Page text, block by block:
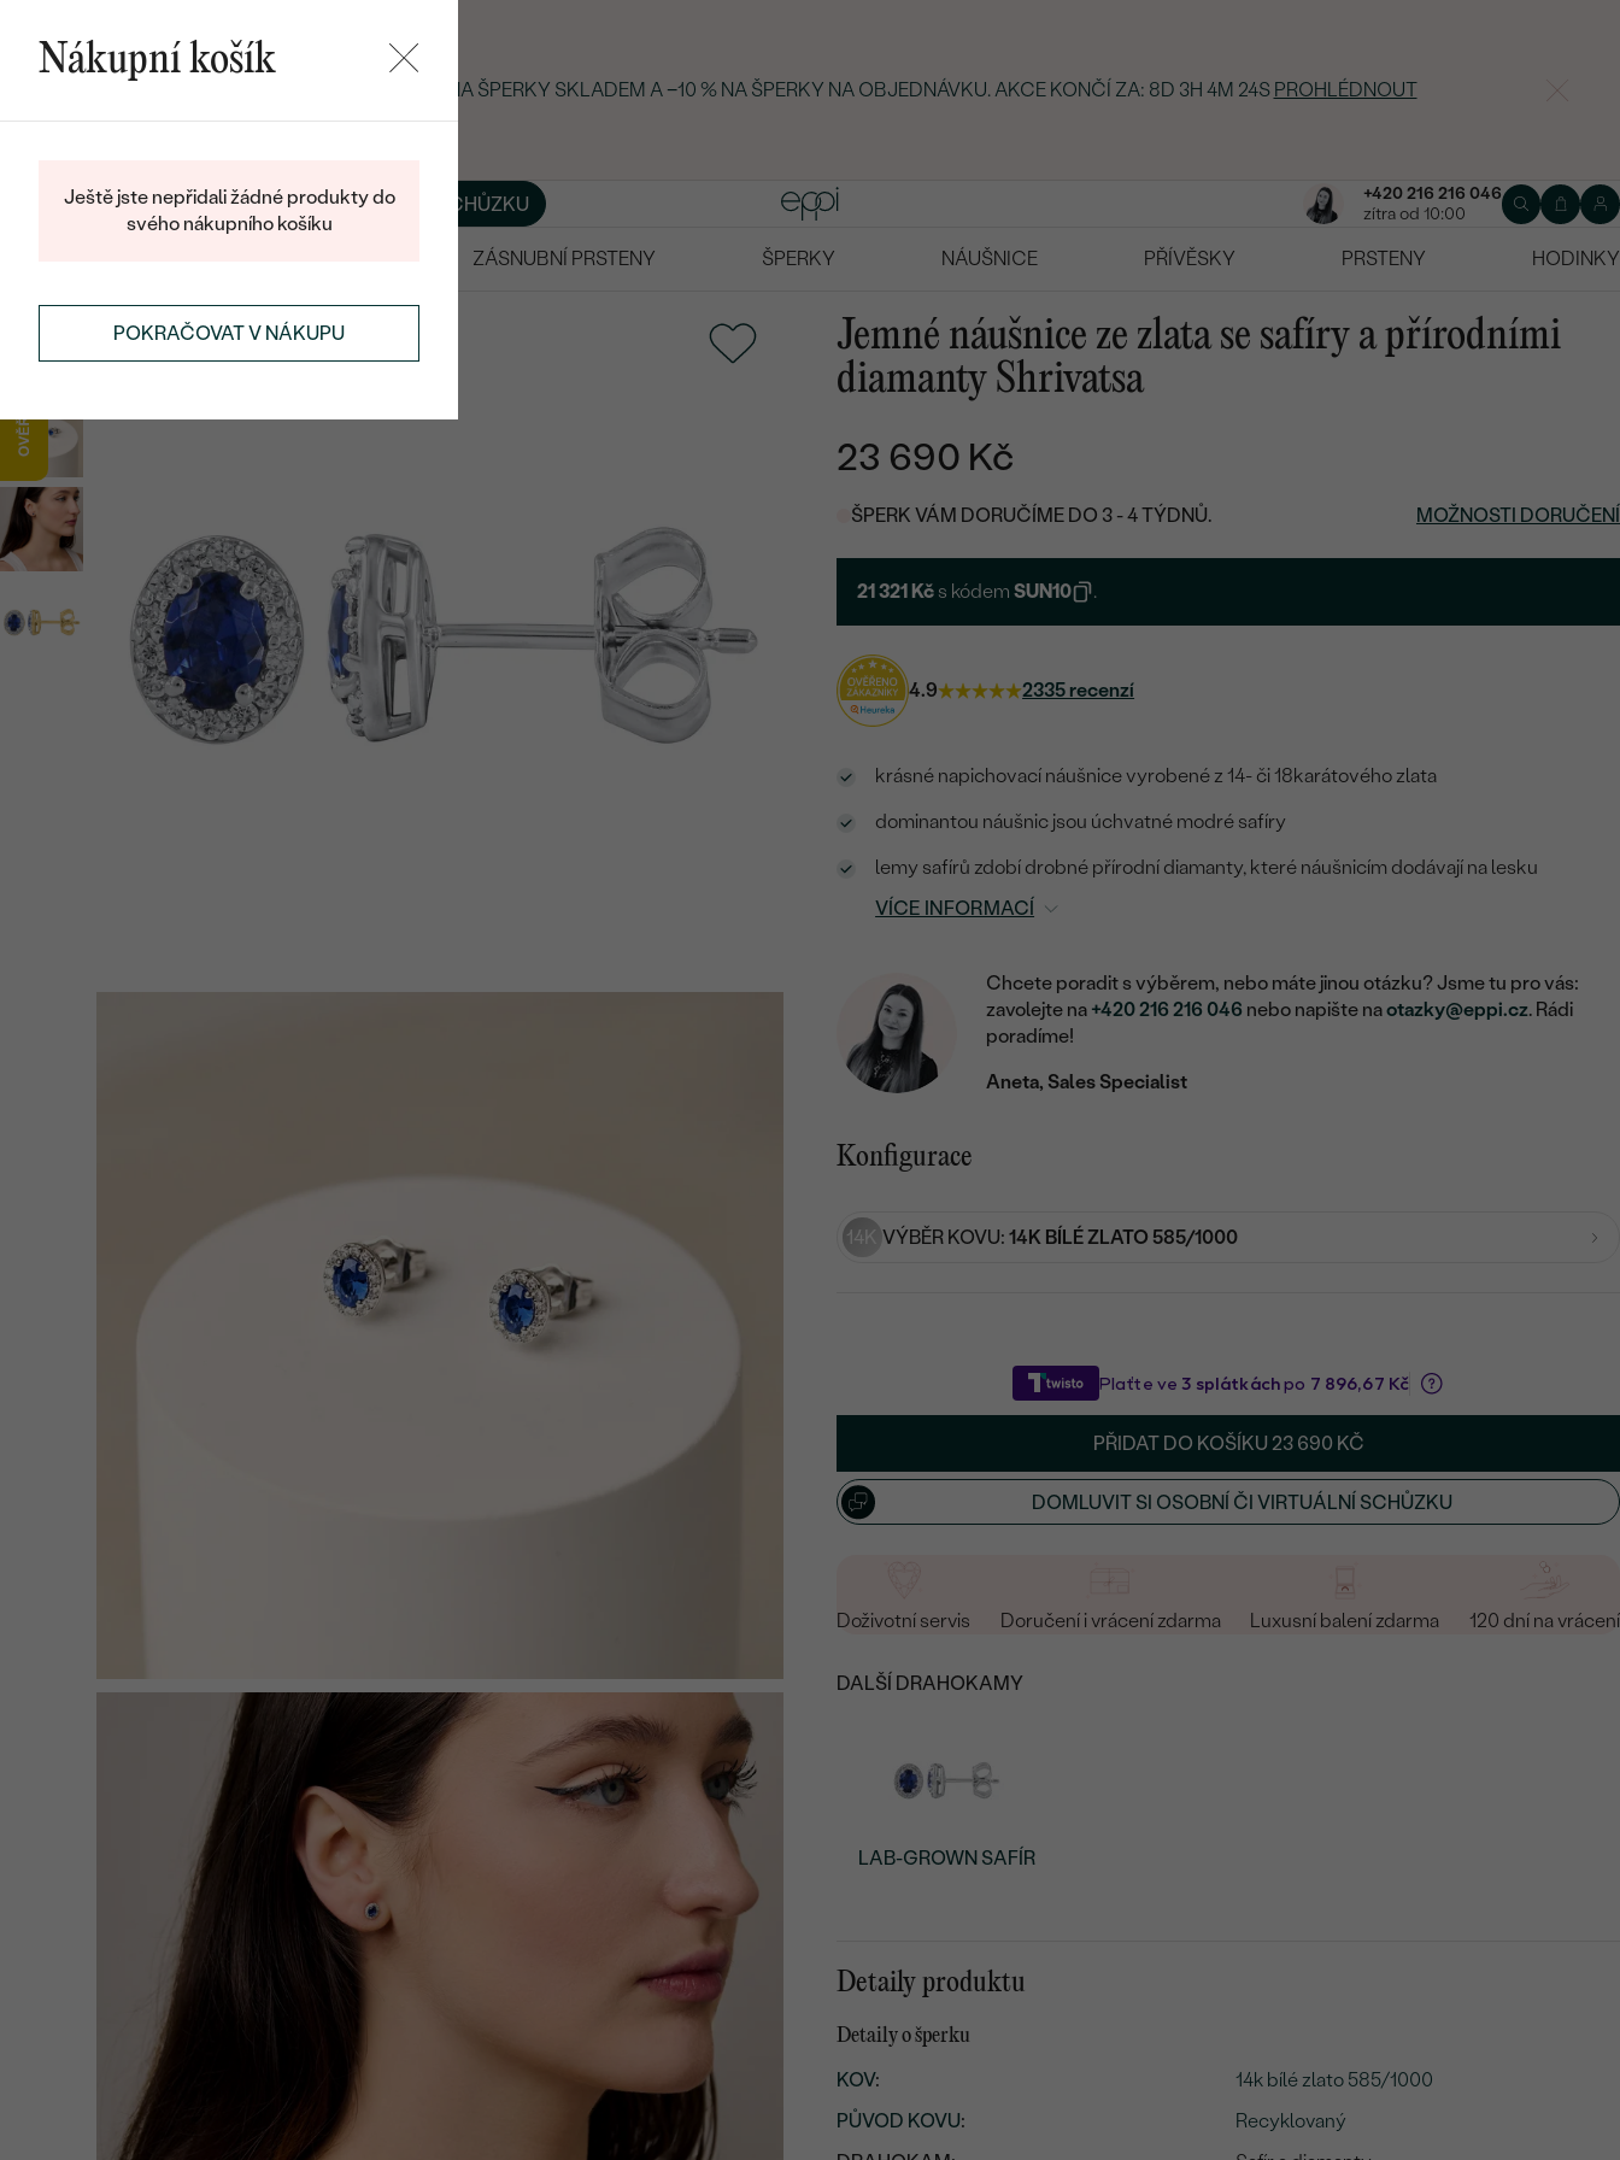
LETNÍ BLACK FRIDAY: −25 % NA ŠPERKY SKLADEM A −10 % NA ŠPERKY NA OBJEDNÁVKU. AKCE KONČÍ ZA: 8D 3H 4M 23S PROHLÉDNOUT
BLOGŠPERKY NA MÍRU DOMLUVIT SI SCHŮZKU
+420 216 216 046
zítra od 10:00
ZÁSNUBNÍ PRSTENY ŠPERKY NÁUŠNICE PŘÍVĚSKY PRSTENY HODINKY
Jemné náušnice ze zlata se safíry a přírodními
diamanty Shrivatsa
23 690 Kč
ŠPERK VÁM DORUČÍME DO 3 - 4 TÝDNŮ. MOŽNOSTI DORUČENÍ
21 321 Kč s kódemSUN10 .
4.9 2335 recenzí
krásné napichovací náušnice vyrobené z 14- či 18karátového zlata
dominantou náušnic jsou úchvatné modré safíry
lemy safírů zdobí drobné přírodní diamanty, které náušnicím dodávají na lesku
VÍCE INFORMACÍ
Chcete poradit s výběrem, nebo máte jinou otázku? Jsme tu pro vás:
zavolejte na +420 216 216 046 nebo napište naotazky@eppi.cz. Rádi
poradíme!
Aneta, Sales Specialist
Konfigurace
14K VÝBĚR KOVU: 14K BÍLÉ ZLATO 585/1000
PŘIDAT DO KOŠÍKU 23 690 KČ
DOMLUVIT SI OSOBNÍ ČI VIRTUÁLNÍ SCHŮZKU
Doživotní servis Doručení i vrácení zdarma Luxusní balení zdarma 120 dní na vrácení
DALŠÍ DRAHOKAMY
LAB-GROWN SAFÍR
Detaily produktu
Detaily o šperku
KOV:
14k bílé zlato 585/1000
PŮVOD KOVU:
Recyklovaný
Nákupní košík
Ještě jste nepřidali žádné produkty do
svého nákupního košíku
POKRAČOVAT V NÁKUPU